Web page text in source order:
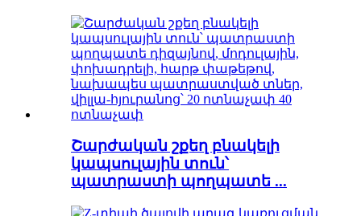
Շարժական շքեղ բնակելի
կապսուլային տուն՝
պատրաստի պողպատե ...